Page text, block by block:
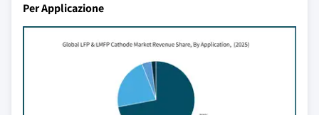
Per Applicazione